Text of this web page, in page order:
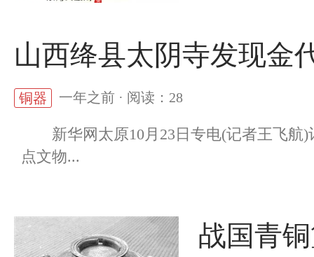
山西绛县太阴寺发现金
铜器 一年之前 · 阅读：28
新华网太原10月23日专电(记者王飞航)
点文物...
战国青